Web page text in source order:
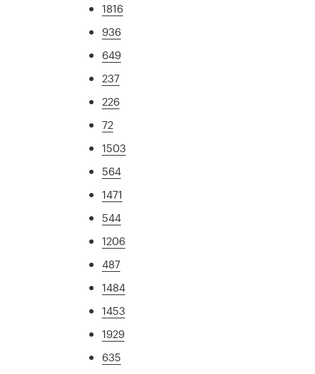
1816
936
649
237
226
72
1503
564
1471
544
1206
487
1484
1453
1929
635